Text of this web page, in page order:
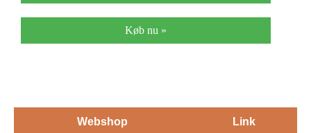
Køb nu »
Webshop Link